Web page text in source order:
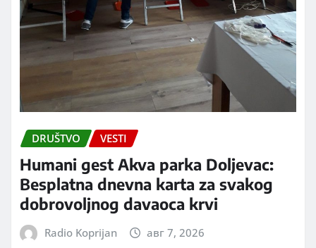
DRUŠTVO VESTI
Humani gest Akva parka Doljevac:
Besplatna dnevna karta za svakog
dobrovoljnog davaoca krvi
Radio Koprijan авг 7, 2026